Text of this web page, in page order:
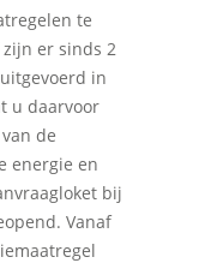
te
er sinds 2
in
u daarvoor
de
energie en
bij
Vanaf